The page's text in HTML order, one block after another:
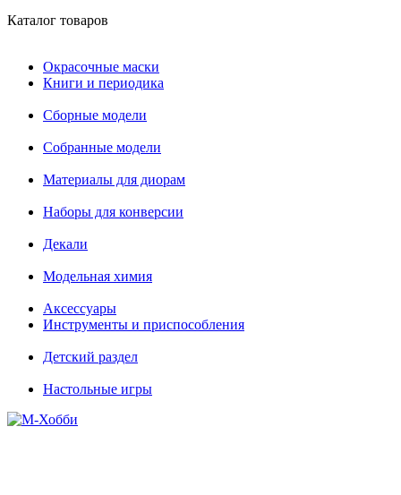
Каталог товаров
Окрасочные маски
Книги и периодика
Сборные модели
Собранные модели
Материалы для диорам
Наборы для конверсии
Декали
Модельная химия
Аксессуары
Инструменты и приспособления
Детский раздел
Настольные игры